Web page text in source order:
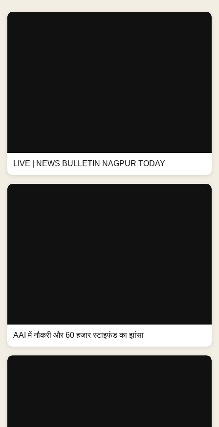
LIVE | NEWS BULLETIN NAGPUR TODAY
AAI में नौकरी और 60 हजार स्टाइफंड का झांसा